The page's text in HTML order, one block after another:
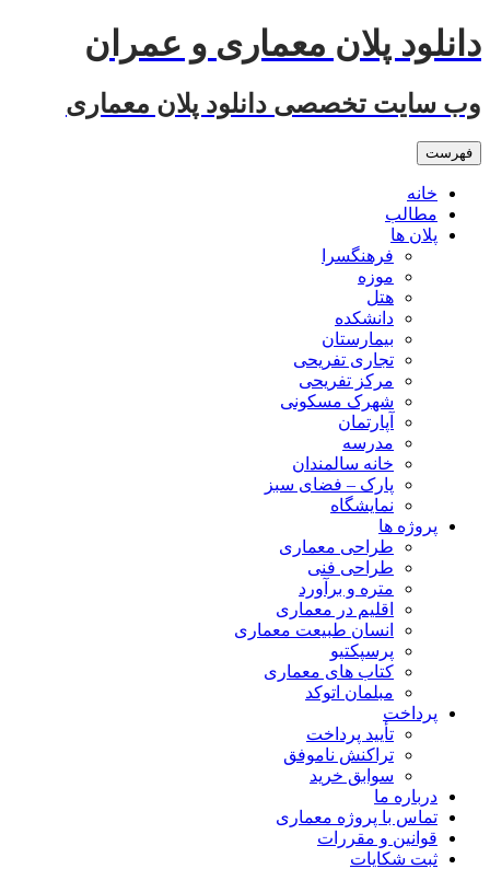
رفتن
به
دانلود پلان معماری و عمران
وب سایت تخصصی دانلود پلان معماری
فهرست
خانه
مطالب
پلان ها
فرهنگسرا
موزه
هتل
دانشکده
بیمارستان
تجاری تفریحی
مرکز تفریحی
شهرک مسکونی
آپارتمان
مدرسه
خانه سالمندان
پارک – فضای سبز
نمایشگاه
پروژه ها
طراحی معماری
طراحی فنی
متره و برآورد
اقلیم در معماری
انسان طبیعت معماری
پرسپکتیو
کتاب های معماری
مبلمان اتوکد
پرداخت
تأیید پرداخت
تراکنش ناموفق
سوابق خرید
درباره ما
تماس با پروژه معماری
قوانین و مقررات
ثبت شکایات